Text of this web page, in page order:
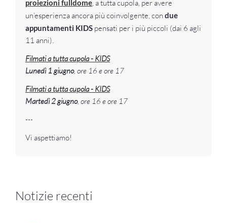
proiezioni fulldome , a tutta cupola, per avere
un’esperienza ancora più coinvolgente, con due
appuntamenti KIDS pensati per i più piccoli (dai 6 agli
11 anni).
Filmati a tutta cupola - KIDS
Lunedì 1 giugno, ore 16 e ore 17
Filmati a tutta cupola - KIDS
Martedì 2 giugno, ore 16 e ore 17
---
Vi aspettiamo!
Notizie recenti